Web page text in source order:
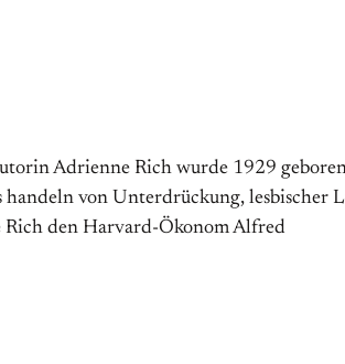
Adrienne Rich wurde 1929
handeln von Unter­drückung,
den Harvard-Ökonom Alfred